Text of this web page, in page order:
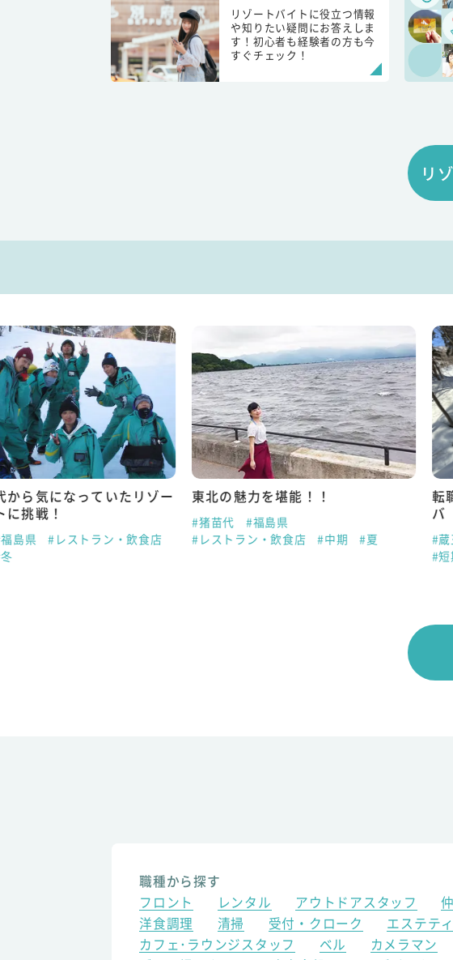
リゾートバイトに役立つ情報
や知りたい疑問にお答えしま
す！初心者も経験者の方も今
すぐチェック！
リ
から気になっていたリゾー
に挑戦！
島県
#レストラン・飲食店
東北の魅力を堪能！！
#猪苗代
#福島県
#レストラン・飲食店
#中期 #夏
転
バ
#蔵
#短
職種から探す
フロント
レンタル アウトドアスタッフ
洋食調理
清掃 受付・クローク エステテ
カフェ･ラウンジスタッフ
ベル カメラマン